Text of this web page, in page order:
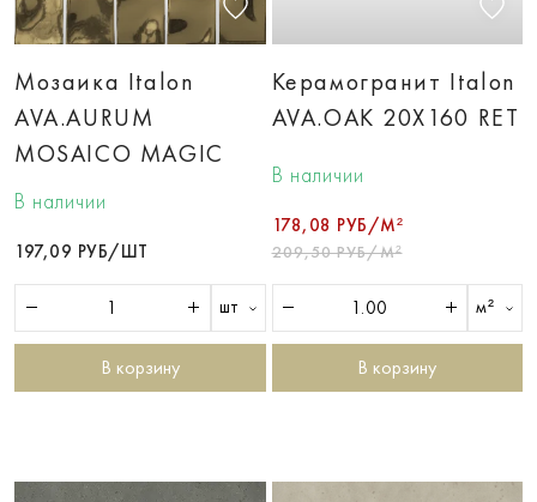
Мозаика Italon
AVA.AURUM
MOSAICO MAGIC
В наличии
197,09 РУБ/ШТ
шт
В корзину
Керамогранит Italon
AVA.OAK 20X160 RET
В наличии
178,08 РУБ/М²
209,50 РУБ/М²
м²
В корзину